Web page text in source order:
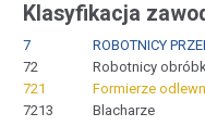
Klasyfikacja
7
ROBOTNICY
72
Robotnicy
721
Formierze
7213
Blacharze